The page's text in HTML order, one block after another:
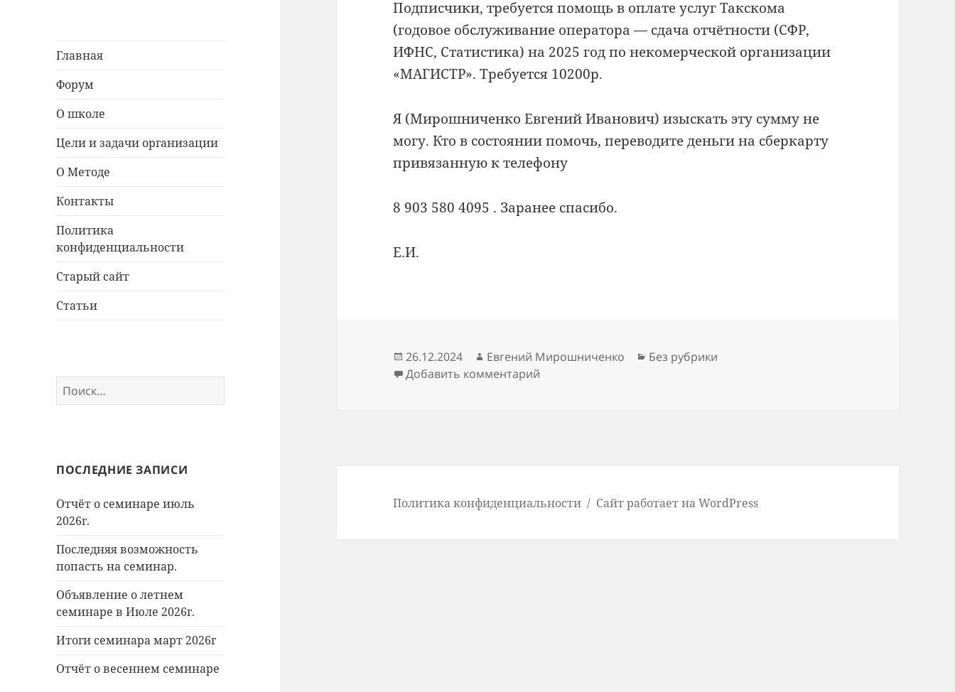
Главная
Форум
О школе
Цели и задачи организации
О Методе
Контакты
Политика
конфиденциальности
Старый сайт
Статьи
Найти:
ПОСЛЕДНИЕ ЗАПИСИ
Отчёт о семинаре июль
2026г.
Последняя возможность
попасть на семинар.
Объявление о летнем
семинаре в Июле 2026г.
Итоги семинара март 2026г
Отчёт о весеннем семинаре
Подписчики, требуется помощь в оплате услуг Такскома
(годовое обслуживание оператора — сдача отчётности (СФР,
ИФНС, Статистика) на 2025 год по некомерческой организации
«МАГИСТР». Требуется 10200р.
Я (Мирошниченко Евгений Иванович) изыскать эту сумму не
могу. Кто в состоянии помочь, переводите деньги на сберкарту
привязанную к телефону
8 903 580 4095 . Заранее спасибо.
Е.И.
Опубликовано
26.12.2024 Автор
Евгений Мирошниченко Рубрики
Без рубрики
Добавить комментарий
Политика конфиденциальности Сайт работает на WordPress